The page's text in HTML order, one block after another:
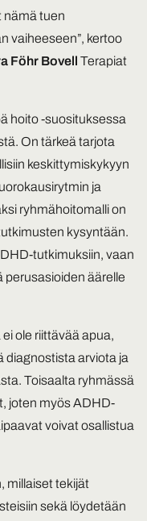
nämä tuen
vaiheeseen”, kertoo
Föhr Bovell Terapiat
hoito -suosituksessa
On tärkeä tarjota
keskittymiskykyyn
ja
ryhmähoitomalli on
kysyntään.
tutkimuksiin, vaan
perusasioiden äärelle
ole riittävää apua,
diagnostista arviota ja
Toisaalta ryhmässä
joten myös ADHD-
voivat osallistua
millaiset tekijät
sekä löydetään